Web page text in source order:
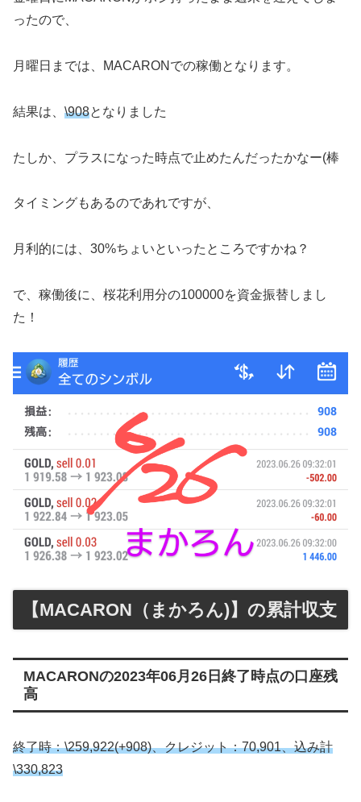
ったので、
月曜日までは、MACARONでの稼働となります。
結果は、 \908となりました
たしか、プラスになった時点で止めたんだったかなー(棒
タイミングもあるのであれですが、
月利的には、30%ちょいといったところですかね？
で、稼働後に、桜花利用分の100000を資金振替しまし
た！
【MACARON（まかろん)】の累計収支
MACARONの2023年06月26日終了時点の口座残
高
終了時：\259,922(+908)、クレジット：70,901、込み計
\330,823